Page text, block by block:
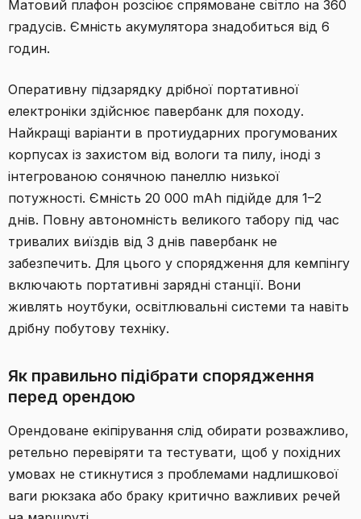
Матовий плафон розсіює спрямоване світло на 360
градусів. Ємність акумулятора знадобиться від 6
годин.
Оперативну підзарядку дрібної портативної
електроніки здійснює павербанк для походу.
Найкращі варіанти в протиударних прогумованих
корпусах із захистом від вологи та пилу, іноді з
інтегрованою сонячною панеллю низької
потужності. Ємність 20 000 mAh підійде для 1–2
днів. Повну автономність великого табору під час
тривалих виїздів від 3 днів павербанк не
забезпечить. Для цього у спорядження для кемпінгу
включають портативні зарядні станції. Вони
живлять ноутбуки, освітлювальні системи та навіть
дрібну побутову техніку.
Як правильно підібрати спорядження
перед орендою
Орендоване екіпірування слід обирати розважливо,
ретельно перевіряти та тестувати, щоб у похідних
умовах не стикнутися з проблемами надлишкової
ваги рюкзака або браку критично важливих речей